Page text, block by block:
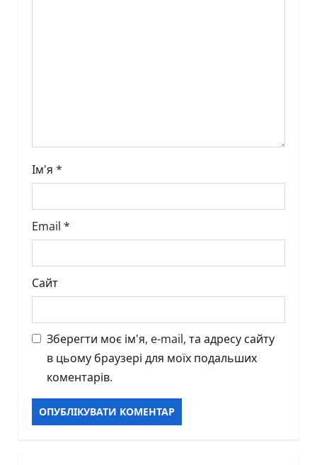
Ім'я *
Email *
Сайт
Зберегти моє ім'я, e-mail, та адресу сайту
в цьому браузері для моїх подальших
коментарів.